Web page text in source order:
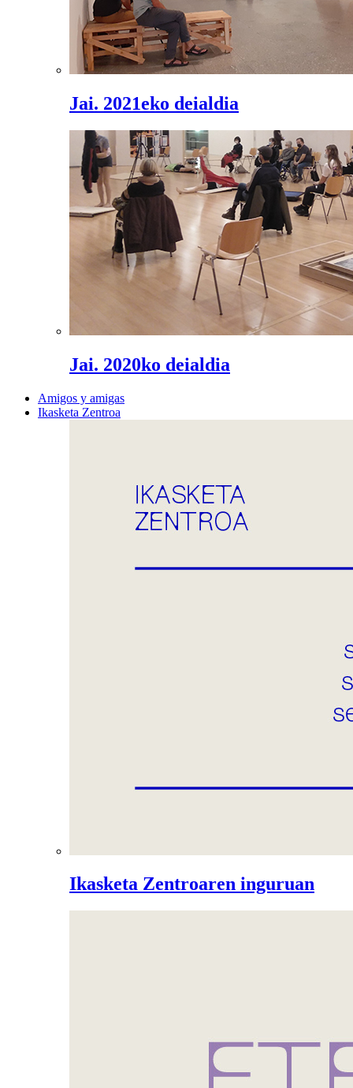
Jai. 2021eko deialdia
Jai. 2020ko deialdia
Amigos y amigas
Ikasketa Zentroa
Ikasketa Zentroaren inguruan